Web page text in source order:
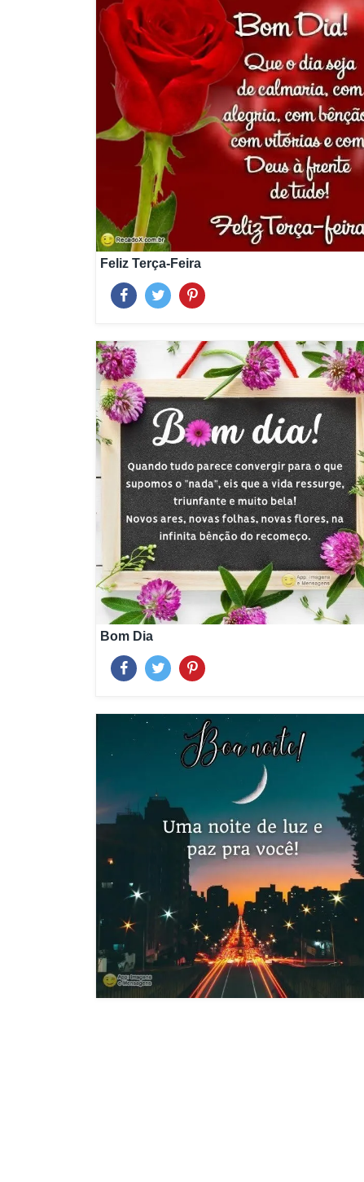
Feliz Terça-Feira
Bom Dia